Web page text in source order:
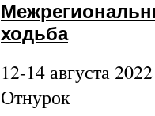
ходьба
12-14 августа
Отнурок